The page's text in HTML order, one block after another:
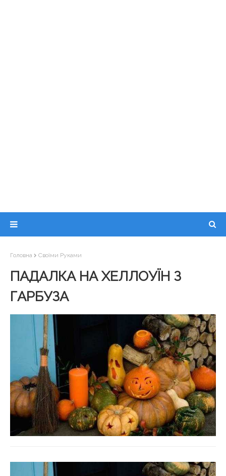
Головна Своїми Руками
ПАДАЛКА НА ХЕЛЛОУЇН З
ГАРБУЗА